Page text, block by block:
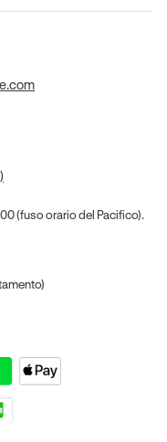
(fuso orario del Pacifico).